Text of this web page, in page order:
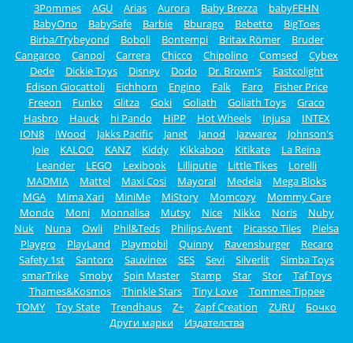
3Pommes AGU Arias Aurora Baby Brezza
babyFEHN
BabyOno
BabySafe Barbie Bburago Bebetto
BigToes
Birba/Trybeyond
Boboli Bontempi Britax Römer
Bruder
Cangaroo
Canpol Carrera Chicco Chipolino Comsed
Cybex
Dede
Dickie Toys Disney Dodo Dr. Brown's
Eastcolight
Edison Giocattoli
Eichhorn Engino Falk Faro
Fisher Price
Freeon
Funko Glitza Goki Goliath Goliath Toys
Graco
Hasbro
Hauck hi Pando HiPP Hot Wheels Injusa
INTEX
ION8
iWood Jakks Pacific Janet Janod Jazwarez
Johnson's
Joie
KALOO KANZ Kiddy Kikkaboo Kitikate
La Reina
Leander
LEGO Lexibook Lilliputie Little Tikes
Lorelli
MADMIA
Mattel Maxi Cosi Mayoral Medela
Mega Bloks
MGA
Mima Xari MiniMe MiStory Momcozy
Mommy Care
Mondo
Moni Monnalisa Mutsy Nice Nikko Noris
Nuby
Nuk
Nuna Owli Phil&Teds Philips-Avent Picasso Tiles
Pielsa
Playgro
PlayLand Playmobil Quinny Ravensburger
Recaro
Safety 1st
Santoro Sauvinex SES Sevi Silverlit
Simba Toys
smarTrike
Smoby Spin Master Stamp Star Stor
Taf Toys
Thames&Kosmos
Thinkle Stars Tiny Love
Tommee Tippee
TOMY
Toy State Trendhaus Z+ Zapf Creation ZURU
Бочко
Други марки
Издателства